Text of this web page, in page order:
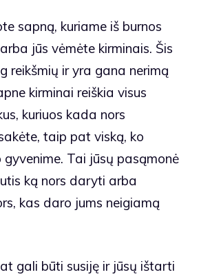
sapną, kuriame iš burnos
jūs vėmėte kirminais. Šis
reikšmių ir yra gana nerimą
kirminai reiškia visus
kuriuos kada nors
taip pat viską, ko
gyvenime. Tai jūsų pasąmonė
ką nors daryti arba
kas daro jums neigiamą
gali būti susiję ir jūsų ištarti